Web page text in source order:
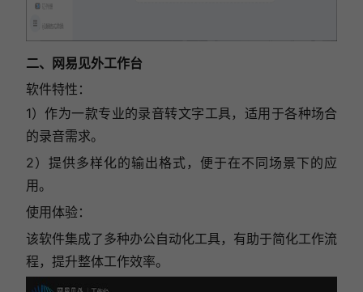
二、网易见外工作台
软件特性：
1）作为一款专业的录音转文字工具，适用于各种场合
的录音需求。
2）提供多样化的输出格式，便于在不同场景下的应
用。
使用体验：
该软件集成了多种办公自动化工具，有助于简化工作流
程，提升整体工作效率。